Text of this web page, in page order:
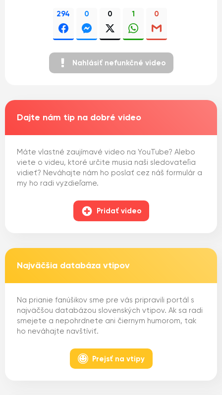
294 0 0 1 0
Nahlásiť nefunkčné video
Dajte nám tip na dobré video
Máte vlastné zaujímavé video na YouTube? Alebo
viete o videu, ktoré určite musia naši sledovateľia
vidieť? Neváhajte nám ho poslať cez náš formulár a
my ho radi vyzdieľame.
Pridať video
Najväčšia databáza vtipov
Na prianie fanúšikov sme pre vás pripravili portál s
najväčšou databázou slovenských vtipov. Ak sa radi
smejete a nepohrdnete ani čiernym humorom, tak
ho neváhajte navštíviť.
Prejsť na vtipy